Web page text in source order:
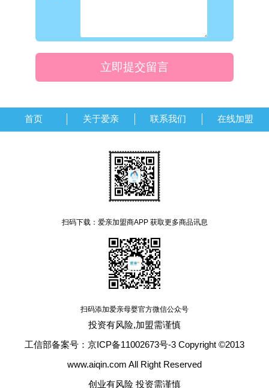
立即提交留言
首页 关于爱亲 联系我们 在线加盟
扫码下载：爱亲加盟商APP 获取更多商品讯息
扫码添加爱亲母婴官方微信公众号
投资有风险,加盟需谨慎
工信部备案号：京ICP备11002673号-3 Copyright ©2013
www.aiqin.com All Right Reserved
创业有风险 投资需谨慎